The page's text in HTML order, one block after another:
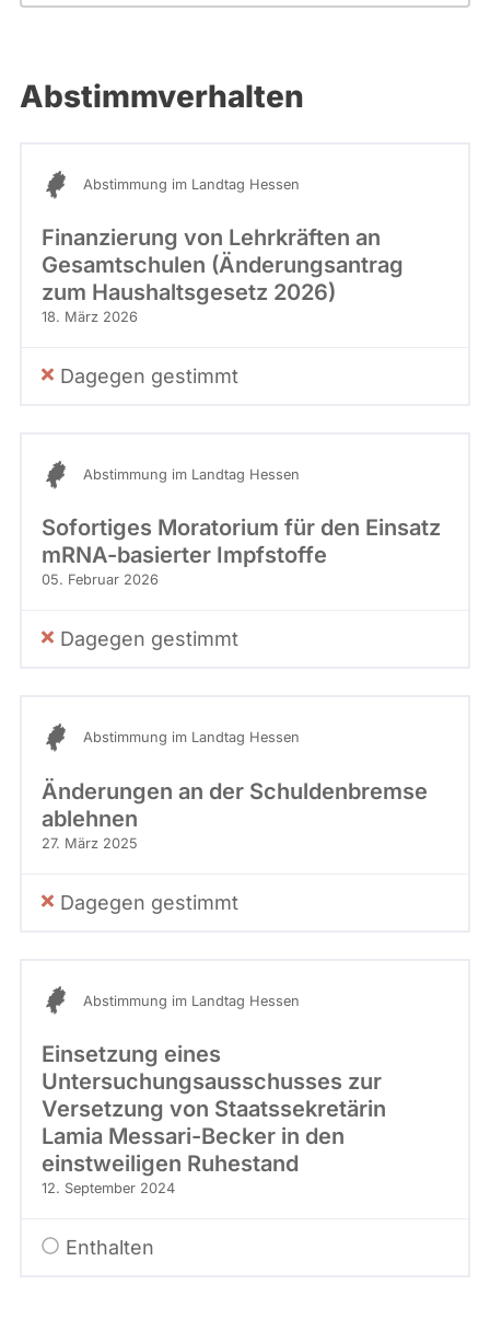
Abstimmverhalten
Abstimmung im Landtag Hessen
Finanzierung von Lehrkräften an
Gesamtschulen (Änderungsantrag
zum Haushaltsgesetz 2026)
18. März 2026
Dagegen gestimmt
Abstimmung im Landtag Hessen
Sofortiges Moratorium für den Einsatz
mRNA-basierter Impfstoffe
05. Februar 2026
Dagegen gestimmt
Abstimmung im Landtag Hessen
Änderungen an der Schuldenbremse
ablehnen
27. März 2025
Dagegen gestimmt
Abstimmung im Landtag Hessen
Einsetzung eines
Untersuchungsausschusses zur
Versetzung von Staatssekretärin
Lamia Messari-Becker in den
einstweiligen Ruhestand
12. September 2024
Enthalten